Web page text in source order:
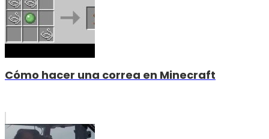
Cómo hacer una correa en Minecraft